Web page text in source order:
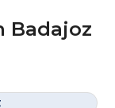
Badajoz